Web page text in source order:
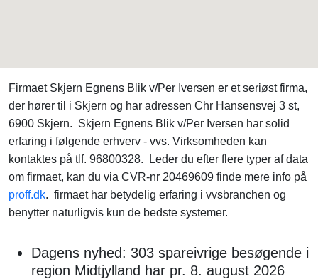
Firmaet Skjern Egnens Blik v/Per Iversen er et seriøst firma,
der hører til i Skjern og har adressen Chr Hansensvej 3 st,
6900 Skjern. Skjern Egnens Blik v/Per Iversen har solid
erfaring i følgende erhverv - vvs. Virksomheden kan
kontaktes på tlf. 96800328. Leder du efter flere typer af data
om firmaet, kan du via CVR-nr 20469609 finde mere info på
proff.dk. firmaet har betydelig erfaring i vvsbranchen og
benytter naturligvis kun de bedste systemer.
Dagens nyhed: 303 spareivrige besøgende i
region Midtjylland har pr. 8. august 2026